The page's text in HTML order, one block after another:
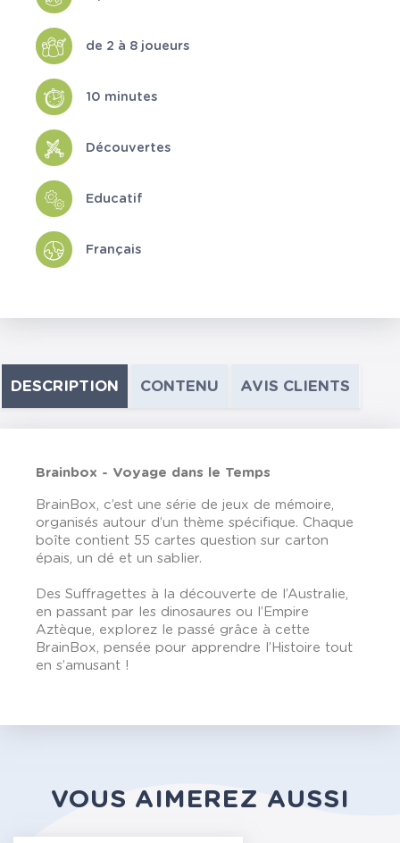
de 2 à 8 joueurs
10 minutes
Découvertes
Educatif
Français
DESCRIPTION CONTENU AVIS CLIENTS
Brainbox - Voyage dans le Temps
BrainBox, c’est une série de jeux de mémoire,
organisés autour d’un thème spécifique. Chaque
boîte contient 55 cartes question sur carton
épais, un dé et un sablier.
Des Suffragettes à la découverte de l’Australie,
en passant par les dinosaures ou l’Empire
Aztèque, explorez le passé grâce à cette
BrainBox, pensée pour apprendre l’Histoire tout
en s’amusant !
VOUS AIMEREZ AUSSI